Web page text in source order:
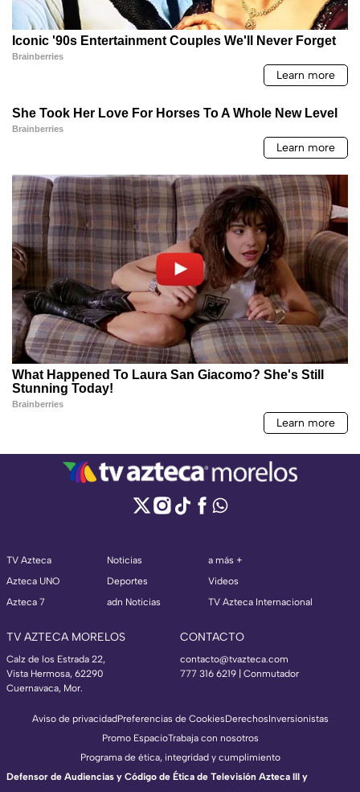
TV Azteca
Azteca UNO
Azteca 7
Noticias
Deportes
adn Noticias
a más +
Videos
TV Azteca Internacional
TV AZTECA MORELOS
Calz de los Estrada 22,
Vista Hermosa, 62290
Cuernavaca, Mor.
CONTACTO
contacto@tvazteca.com
777 316 6219 | Conmutador
Aviso de privacidadPreferencias de CookiesDerechosInversionistas
Promo EspacioTrabaja con nosotros
Programa de ética, integridad y cumplimiento
Defensor de Audiencias y Código de Ética de Televisión Azteca III y